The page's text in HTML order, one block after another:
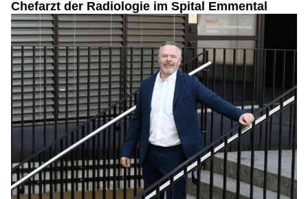
Chefarzt der Radiologie im Spital Emmental